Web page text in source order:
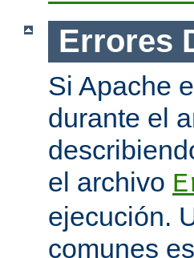
Errores
Si Apache
durante el
el archivo
ejecución.
comunes